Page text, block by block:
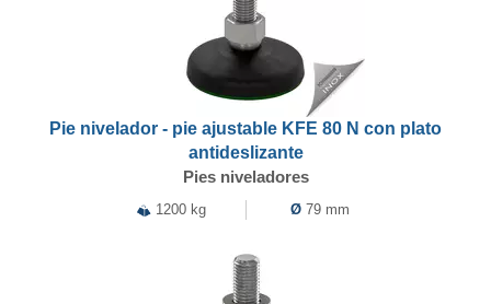
Pie nivelador - pie ajustable KFE 80 N con plato
antideslizante
Pies niveladores
1200 kg Ø 79 mm